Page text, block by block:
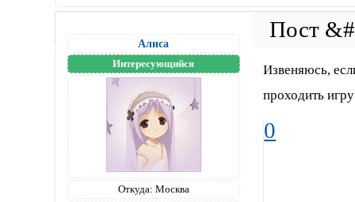
Алиса
Интересующийся
Откуда: Москва
Извеняюсь,
проходить
0